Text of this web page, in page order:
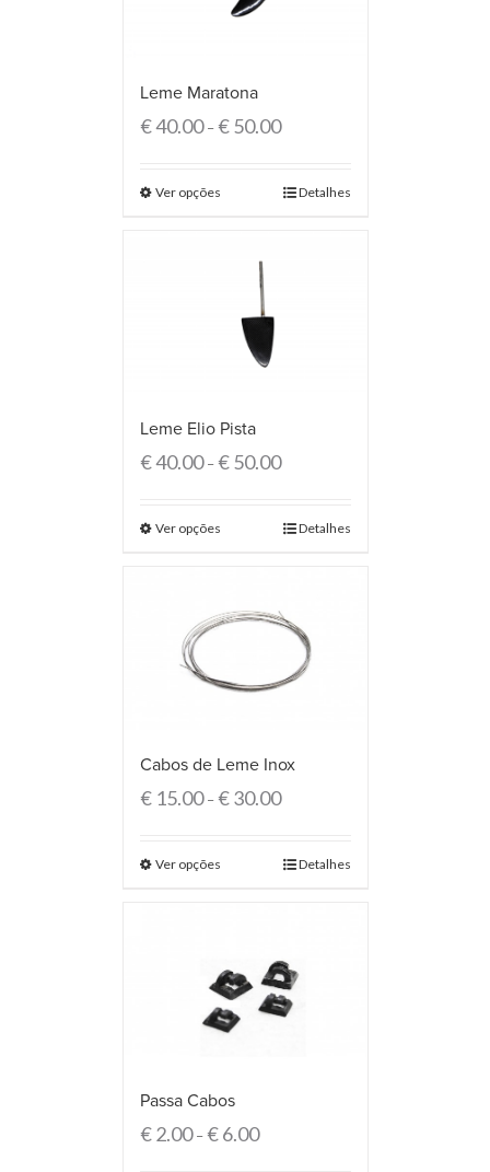
Leme Maratona
€40.00–€50.00
Ver opções Detalhes
Leme Elio Pista
€40.00–€50.00
Ver opções Detalhes
Cabos de Leme Inox
€15.00–€30.00
Ver opções Detalhes
Passa Cabos
€2.00–€6.00